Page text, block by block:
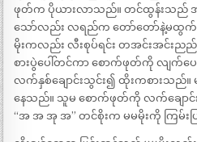
ဖုတ်က ပိုယားလာသည်။ တင်ထွန်းသည်
သော်လည်း လရည်က တော်တော်နဲ့မထွက်
မိုးကလည်း လီးစုပ်ရင်း တအင်းအင်းညည်
စားပွဲပေါ်တင်ကာ စောက်ဖုတ်ကို လျက်ပ
လက်နှစ်ချောင်းသွင်း၍ ထိုးကစားသည်
နေသည်။ သူမ စောက်ဖုတ်ကို လက်ချော
“အ အ အု အ” တင်စိုးက မမမိုးကို ကြမ်းပ